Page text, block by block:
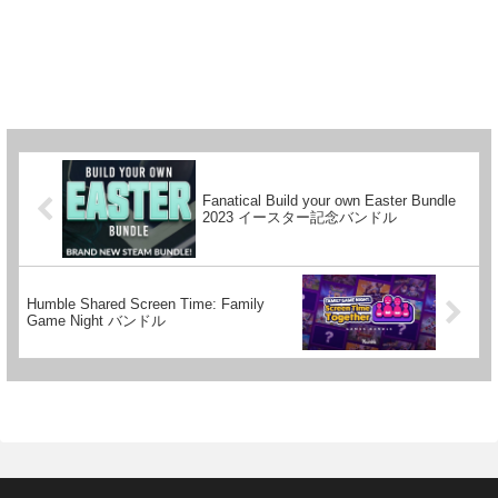
Fanatical Build your own Easter Bundle
2023 イースター記念バンドル
Humble Shared Screen Time: Family
Game Night バンドル